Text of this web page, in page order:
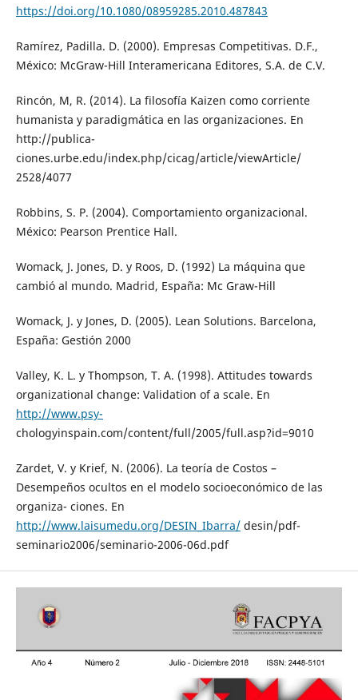
https://doi.org/10.1080/08959285.2010.487843
Ramírez, Padilla. D. (2000). Empresas Competitivas. D.F.,
México: McGraw-Hill Interamericana Editores, S.A. de C.V.
Rincón, M, R. (2014). La filosofía Kaizen como corriente
humanista y paradigmática en las organizaciones. En
http://publica-
ciones.urbe.edu/index.php/cicag/article/viewArticle/
2528/4077
Robbins, S. P. (2004). Comportamiento organizacional.
México: Pearson Prentice Hall.
Womack, J. Jones, D. y Roos, D. (1992) La máquina que
cambió al mundo. Madrid, España: Mc Graw-Hill
Womack, J. y Jones, D. (2005). Lean Solutions. Barcelona,
España: Gestión 2000
Valley, K. L. y Thompson, T. A. (1998). Attitudes towards
organizational change: Validation of a scale. En
http://www.psy-
chologyinspain.com/content/full/2005/full.asp?id=9010
Zardet, V. y Krief, N. (2006). La teoría de Costos –
Desempeños ocultos en el modelo socioeconómico de las
organiza- ciones. En
http://www.laisumedu.org/DESIN_Ibarra/desin/pdf-
seminario2006/seminario-2006-06d.pdf